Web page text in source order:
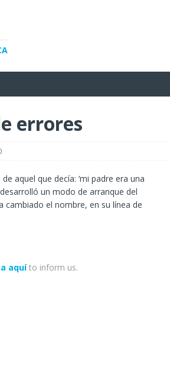
errores
aquel que decía: ‘mi padre era una
un modo de arranque del
cambiado el nombre, en su línea de
aquíto inform us.